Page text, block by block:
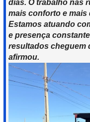
dias. O trabalho nas
mais conforto e mais
Estamos atuando
e presença
resultados cheguem
afirmou.